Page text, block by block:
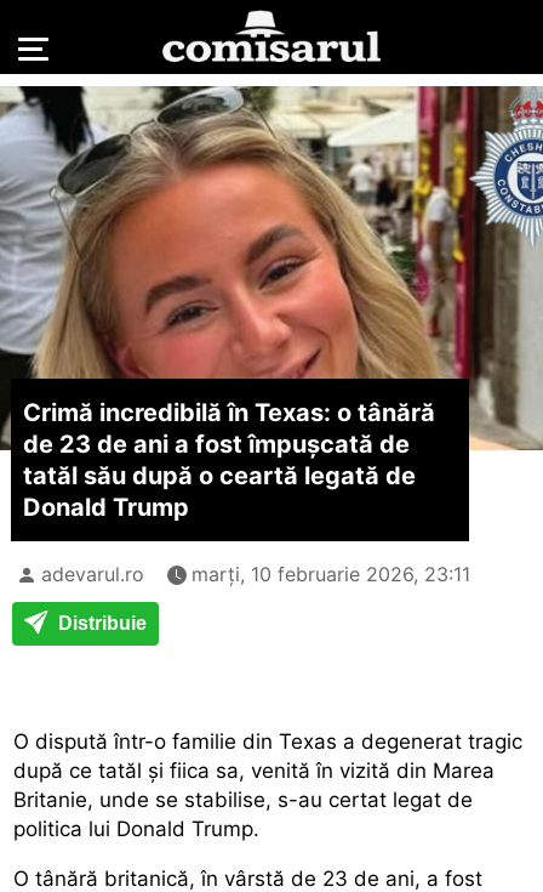
Crimă incredibilă în Texas: o tânără
de 23 de ani a fost împușcată de
tatăl său după o ceartă legată de
Donald Trump
adevarul.ro marți, 10 februarie 2026, 23:11
Distribuie
O dispută într-o familie din Texas a degenerat tragic
după ce tatăl și fiica sa, venită în vizită din Marea
Britanie, unde se stabilise, s-au certat legat de
politica lui Donald Trump.
O tânără britanică, în vârstă de 23 de ani, a fost